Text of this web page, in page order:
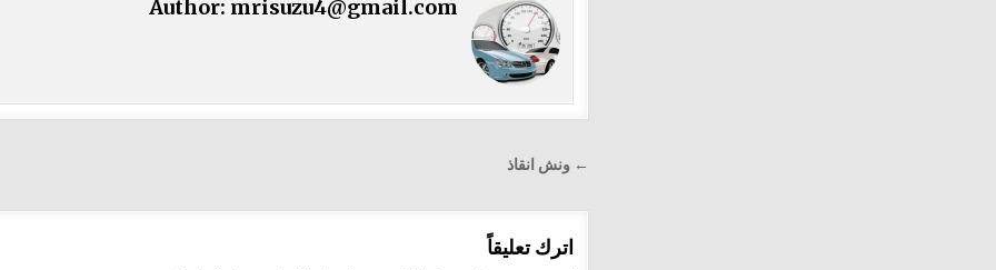
Author: mrisuzu4@gmail.com
تصفّح
← ونش انقاذ
اترك تعليقاً